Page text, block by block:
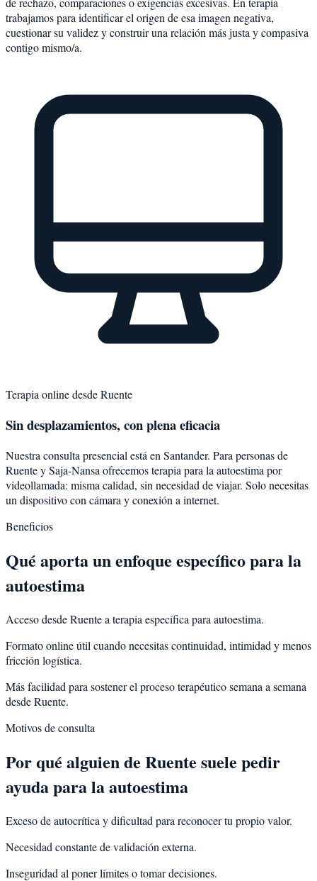
trabajamos para identificar el origen de esa imagen negativa,
cuestionar su validez y construir una relación más justa y compasiva
contigo mismo/a.
Terapia online desdeRuente
Sin desplazamientos, con plena eficacia
Nuestra consulta presencial está en Santander. Para personas de
RuenteySaja-Nansa ofrecemos terapia para la autoestima por
videollamada: misma calidad, sin necesidad de viajar. Solo necesitas
un dispositivo con cámara y conexión a internet.
Beneficios
Qué aporta un enfoque específico para la
autoestima
Acceso desde Ruente a terapia específica para autoestima.
Formato online útil cuando necesitas continuidad, intimidad y menos
fricción logística.
Más facilidad para sostener el proceso terapéutico semana a semana
desde Ruente.
Motivos de consulta
Por qué alguien de Ruente suele pedir
ayuda para laautoestima
Exceso de autocrítica y dificultad para reconocer tu propio valor.
Necesidad constante de validación externa.
Inseguridad al poner límites o tomar decisiones.